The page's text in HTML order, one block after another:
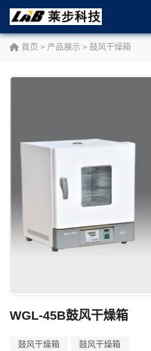
首页 > 产品展示 > 鼓风干燥箱
WGL-45B鼓风干燥箱
鼓风干燥箱 鼓风干燥箱